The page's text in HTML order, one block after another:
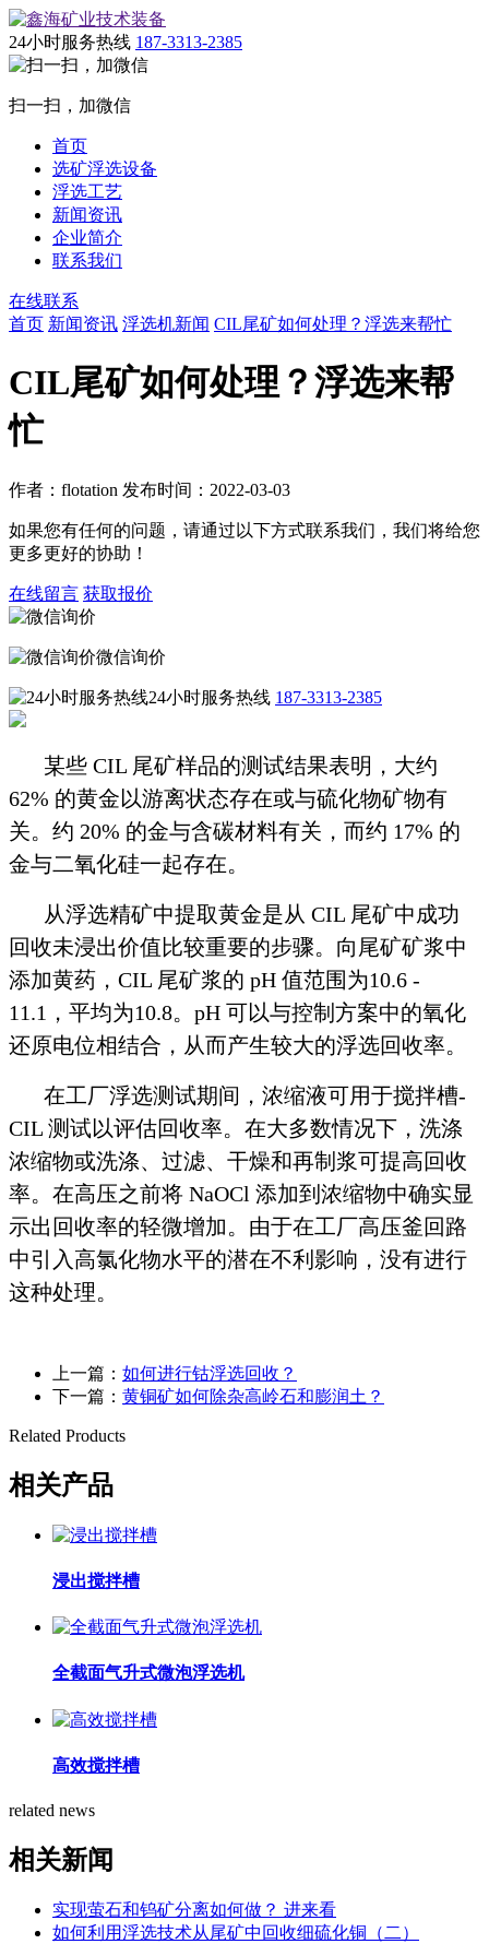
24小时服务热线 187-3313-2385
扫一扫，加微信
首页
选矿浮选设备
浮选工艺
新闻资讯
企业简介
联系我们
在线联系
首页 新闻资讯 浮选机新闻 CIL尾矿如何处理？浮选来帮忙
CIL尾矿如何处理？浮选来帮
忙
作者：flotation 发布时间：2022-03-03
如果您有任何的问题，请通过以下方式联系我们，我们将给您
更多更好的协助！
在线留言 获取报价
微信询价
24小时服务热线 187-3313-2385
某些 CIL 尾矿样品的测试结果表明，大约
62% 的黄金以游离状态存在或与硫化物矿物有
关。约 20% 的金与含碳材料有关，而约 17% 的
金与二氧化硅一起存在。
从浮选精矿中提取黄金是从 CIL 尾矿中成功
回收未浸出价值比较重要的步骤。向尾矿矿浆中
添加黄药，CIL 尾矿浆的 pH 值范围为10.6 -
11.1，平均为10.8。pH 可以与控制方案中的氧化
还原电位相结合，从而产生较大的浮选回收率。
在工厂浮选测试期间，浓缩液可用于搅拌槽-
CIL 测试以评估回收率。在大多数情况下，洗涤
浓缩物或洗涤、过滤、干燥和再制浆可提高回收
率。在高压之前将 NaOCl 添加到浓缩物中确实显
示出回收率的轻微增加。由于在工厂高压釜回路
中引入高氯化物水平的潜在不利影响，没有进行
这种处理。
上一篇： 如何进行钴浮选回收？
下一篇： 黄铜矿如何除杂高岭石和膨润土？
Related Products
相关产品
浸出搅拌槽
全截面气升式微泡浮选机
高效搅拌槽
related news
相关新闻
实现萤石和钨矿分离如何做？ 进来看
如何利用浮选技术从尾矿中回收细硫化铜（二）